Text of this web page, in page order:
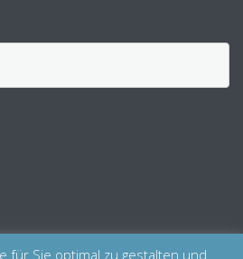
für Sie optimal zu gestalten und